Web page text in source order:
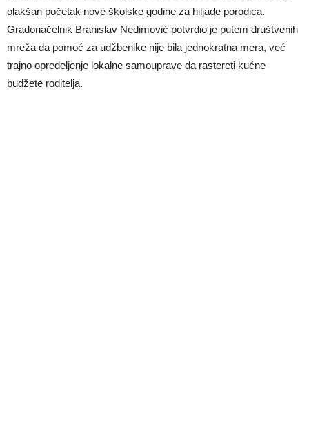
olakšan početak nove školske godine za hiljade porodica.
Gradonačelnik Branislav Nedimović potvrdio je putem društvenih
mreža da pomoć za udžbenike nije bila jednokratna mera, već
trajno opredeljenje lokalne samouprave da rastereti kućne
budžete roditelja.